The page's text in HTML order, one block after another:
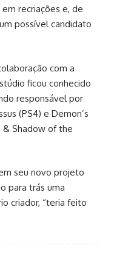
recriações e, de
possível candidato
com a
ficou conhecido
responsável por
(PS4) e Demon’s
& Shadow of the
seu novo projeto
para trás uma
criador, “teria feito